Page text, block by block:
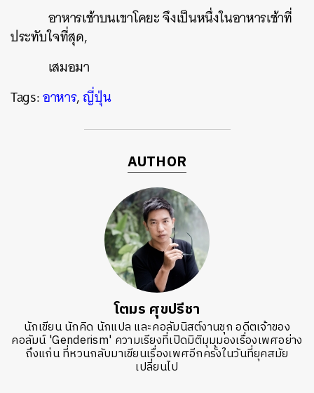
อาหารเช้าบนเขาโคยะ จึงเป็นหนึ่งในอาหารเช้าที่
ประทับใจที่สุด,
เสมอมา
Tags:อาหาร,ญี่ปุ่น
AUTHOR
โตมร ศุขปรีชา
นักเขียน นักคิด นักแปล และคอลัมนิสต์งานชุก อดีตเจ้าของ
คอลัมน์ 'Genderism' ความเรียงที่เปิดมิติมุมมองเรื่องเพศอย่าง
ถึงแก่น ที่หวนกลับมาเขียนเรื่องเพศอีกครั้งในวันที่ยุคสมัย
เปลี่ยนไป